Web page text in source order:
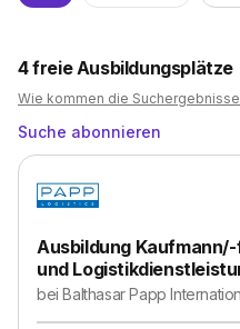
4freie Ausbildungsplätze
Wie kommen die
Suche abonnieren
Ausbildung
und
beiBalthasar Papp